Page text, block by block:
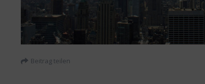
Beitrag teilen